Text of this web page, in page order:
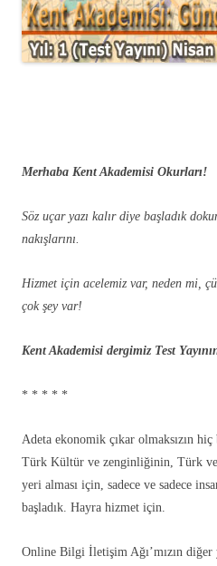
Merhaba Kent Akademisi Okurları!
Söz uçar yazı kalır diye başladık
nakışlarını.
Hizmet için acelemiz var, neden mi,
çok şey var!
Kent Akademisi dergimiz Test
* * * * *
Adeta ekonomik çıkar olmaksızın
Türk Kültür ve zenginliğinin, Türk
yeri alması için, sadece ve sadece
başladık. Hayra hizmet için.
Online Bilgi İletişim Ağı’mızın diğer